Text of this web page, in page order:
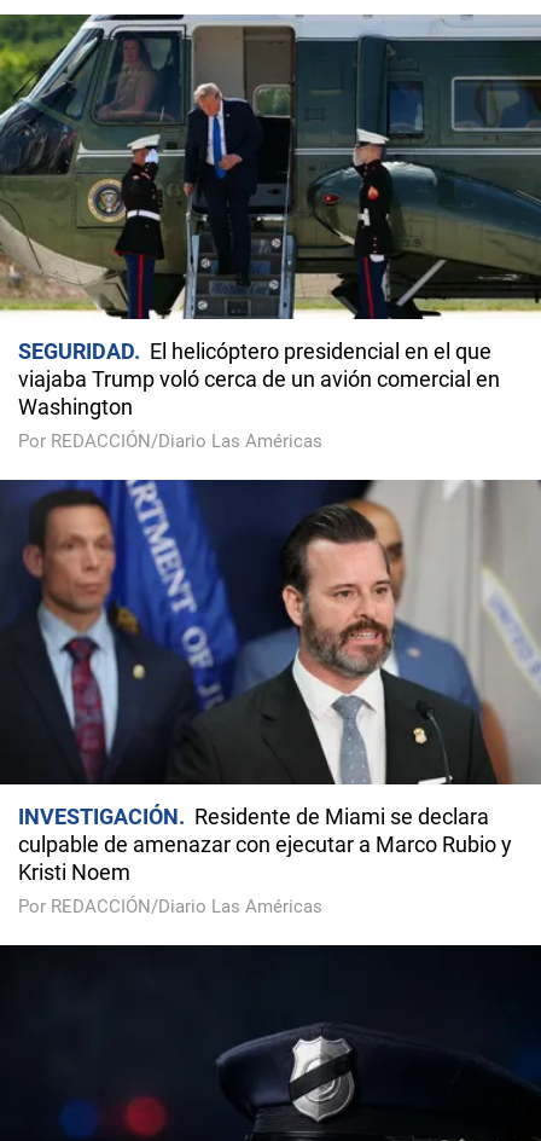
SEGURIDAD
El helicóptero presidencial en el que
viajaba Trump voló cerca de un avión comercial en
Washington
Por REDACCIÓN/Diario Las Américas
INVESTIGACIÓN
Residente de Miami se declara
culpable de amenazar con ejecutar a Marco Rubio y
Kristi Noem
Por REDACCIÓN/Diario Las Américas